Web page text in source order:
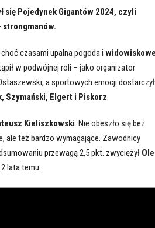
się Pojedynek Gigantów 2024, czyli
czasami upalna pogoda i
w podwójnej roli – jako organizator
a sportowych emocji
Szymański, Elgert i Piskorz.
Kieliszkowski. Nie obeszło się bez
ale też bardzo wymagające. Zawodnicy
przewagą 2,5 pkt. zwyciężył
lata temu.